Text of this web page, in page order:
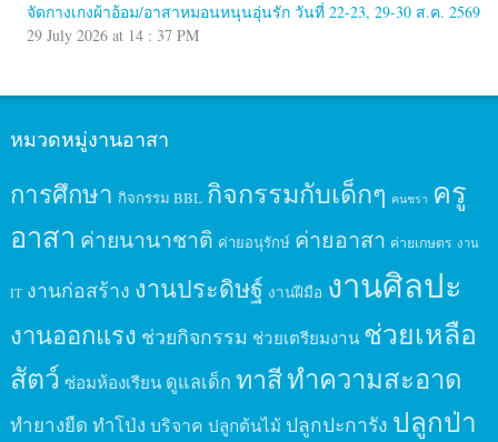
จัดกางเกงผ้าอ้อม/อาสาหมอนหนุนอุ่นรัก วันที่ 22-23, 29-30 ส.ค. 2569
29 July 2026 at 14 : 37 PM
หมวดหมู่งานอาสา
การศึกษา กิจกรรม BBL กิจกรรมกับเด็กๆ คนชรา ครู
อาสา ค่ายนานาชาติ ค่ายอนุรักษ์ ค่ายอาสา ค่ายเกษตร งาน
IT งานก่อสร้าง งานประดิษฐ์ งานฝีมือ งานศิลปะ
งานออกแรง ช่วยกิจกรรม ช่วยเตรียมงาน ช่วยเหลือ
สัตว์ ซ่อมห้องเรียน ดูแลเด็ก ทาสีทำความสะอาด
ทำยางยืด ทำโป่ง บริจาค ปลูกต้นไม้ ปลูกปะการัง ปลูกป่า